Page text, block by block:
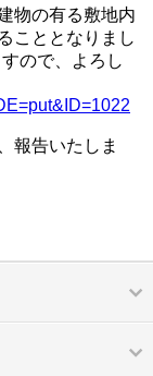
物の有る敷地内
こととなりまし
ので、よろし
報告いたしま